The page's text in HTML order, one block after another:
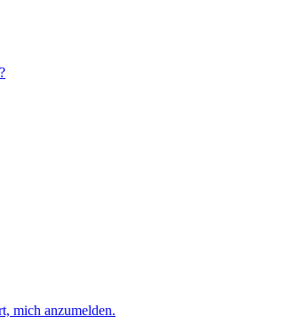
mich anzumelden.